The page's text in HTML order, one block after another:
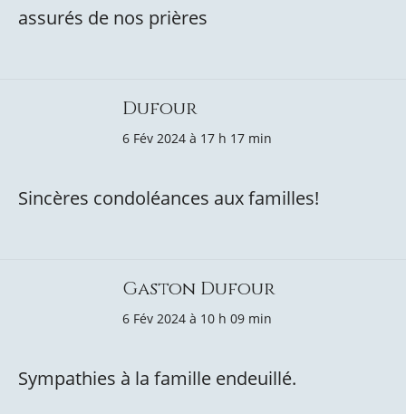
assurés de nos prières
Dufour
6 Fév 2024 à 17 h 17 min
Sincères condoléances aux familles!
Gaston Dufour
6 Fév 2024 à 10 h 09 min
Sympathies à la famille endeuillé.